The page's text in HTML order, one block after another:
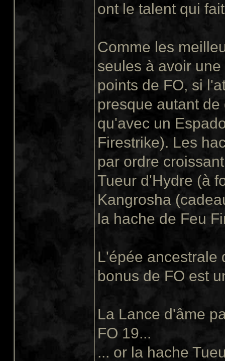
ont le talent qui
Comme les
seules à avoir
points de FO, si
presque autant
qu'avec un
Firestrike). Les
par ordre
Tueur d'Hydre (à
Kangrosha
la hache de Feu
L'épée ancestrale
bonus de FO est
La Lance d'âme
FO 19...
... or la hache